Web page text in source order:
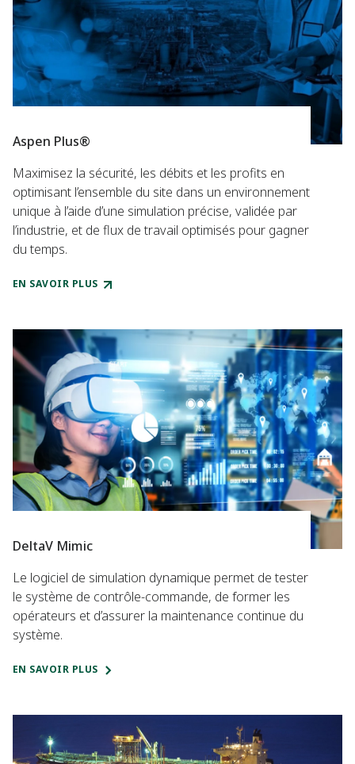
Aspen Plus®
Maximisez la sécurité, les débits et les profits en
optimisant l’ensemble du site dans un environnement
unique à l’aide d’une simulation précise, validée par
l’industrie, et de flux de travail optimisés pour gagner
du temps.
EN SAVOIR PLUS
DeltaV Mimic
Le logiciel de simulation dynamique permet de tester
le système de contrôle-commande, de former les
opérateurs et d’assurer la maintenance continue du
système.
EN SAVOIR PLUS